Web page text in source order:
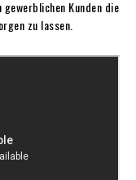
Kunden die
zu lassen.